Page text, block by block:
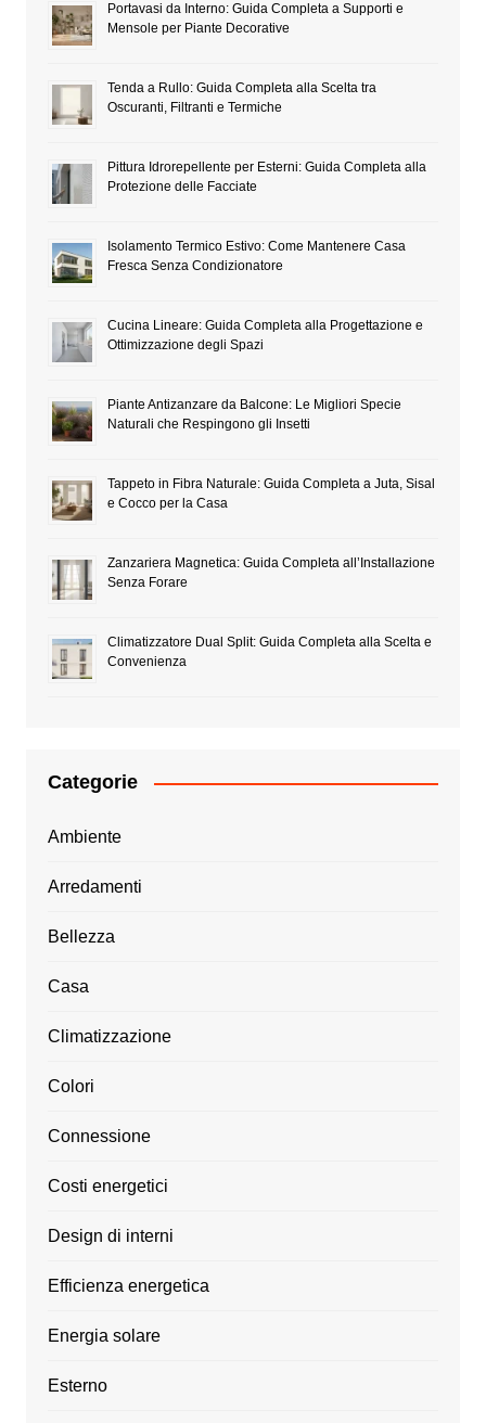
Portavasi da Interno: Guida Completa a Supporti e
Mensole per Piante Decorative
Tenda a Rullo: Guida Completa alla Scelta tra
Oscuranti, Filtranti e Termiche
Pittura Idrorepellente per Esterni: Guida Completa alla
Protezione delle Facciate
Isolamento Termico Estivo: Come Mantenere Casa
Fresca Senza Condizionatore
Cucina Lineare: Guida Completa alla Progettazione e
Ottimizzazione degli Spazi
Piante Antizanzare da Balcone: Le Migliori Specie
Naturali che Respingono gli Insetti
Tappeto in Fibra Naturale: Guida Completa a Juta, Sisal
e Cocco per la Casa
Zanzariera Magnetica: Guida Completa all’Installazione
Senza Forare
Climatizzatore Dual Split: Guida Completa alla Scelta e
Convenienza
Categorie
Ambiente
Arredamenti
Bellezza
Casa
Climatizzazione
Colori
Connessione
Costi energetici
Design di interni
Efficienza energetica
Energia solare
Esterno